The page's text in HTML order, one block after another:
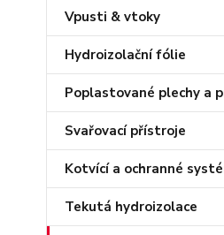
Vpusti & vtoky
Hydroizolační fólie
Poplastované plechy a
Svařovací přístroje
Kotvící a ochranné
Tekutá hydroizolace